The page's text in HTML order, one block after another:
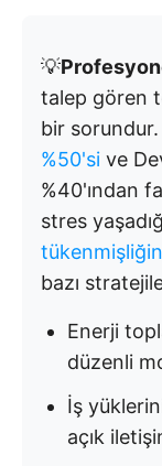
💡
talep gören
bir
%50'si ve
%40'ından
stres
bazı
Enerji
düzenli
İş
açık